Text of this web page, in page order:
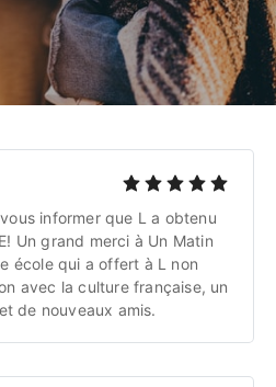
informer que L a obtenu
Un grand merci à Un Matin
école qui a offert à L non
avec la culture française, un
de nouveaux amis.